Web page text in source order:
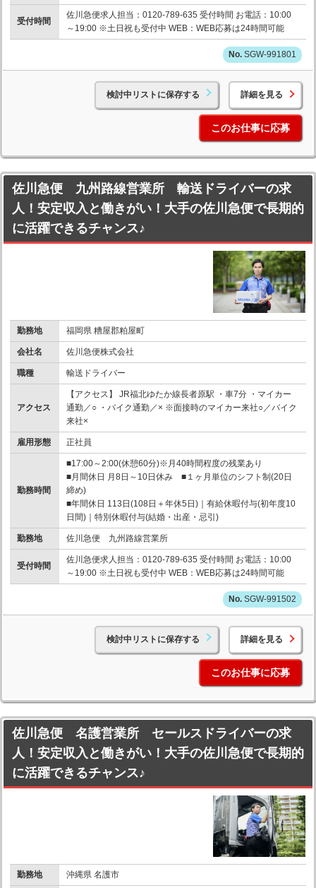
受付時間
佐川急便求人担当：0120-789-635 受付時間 お電話：10:00
～19:00 ※土日祝も受付中 WEB：WEB応募は24時間可能
SGW-991801
検討中リストに保存する 詳細を見る
このお仕事に応募
佐川急便 九州路線営業所 輸送ドライバーの求
人！安定収入と働きがい！大手の佐川急便で長期的
に活躍できるチャンス♪
勤務地 福岡県 糟屋郡粕屋町
会社名 佐川急便株式会社
職種 輸送ドライバー
アクセス
【アクセス】 JR福北ゆたか線長者原駅 ・車7分 ・マイカー
通勤／○ ・バイク通勤／× ※面接時のマイカー来社○／バイク
来社×
雇用形態 正社員
勤務時間
■17:00～2:00(休憩60分)※月40時間程度の残業あり
■月間休日 月8日～10日休み ■１ヶ月単位のシフト制(20日
締め)
■年間休日 113日(108日＋年休5日)｜有給休暇付与(初年度10
日間)｜特別休暇付与(結婚・出産・忌引)
勤務地 佐川急便 九州路線営業所
受付時間
佐川急便求人担当：0120-789-635 受付時間 お電話：10:00
～19:00 ※土日祝も受付中 WEB：WEB応募は24時間可能
SGW-991502
検討中リストに保存する 詳細を見る
このお仕事に応募
佐川急便 名護営業所 セールスドライバーの求
人！安定収入と働きがい！大手の佐川急便で長期的
に活躍できるチャンス♪
勤務地 沖縄県 名護市